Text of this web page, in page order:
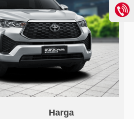
Harga